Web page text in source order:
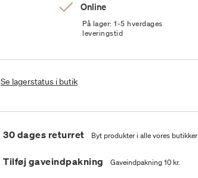
Online
På lager: 1-5 hverdages
leveringstid
Se lagerstatus i butik
30 dages returret Byt produkter i alle vores butikker
Tilføj gaveindpakning Gaveindpakning 10 kr.